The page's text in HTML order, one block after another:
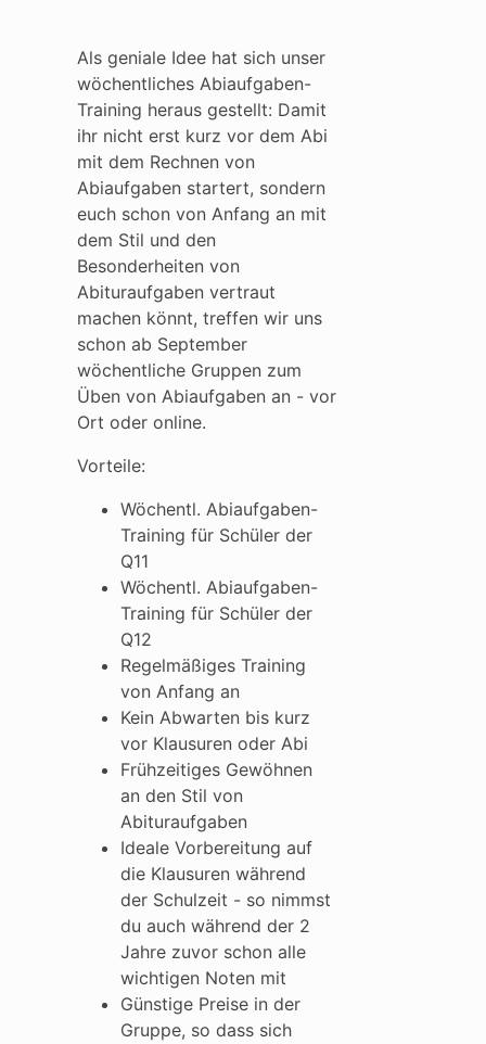
Als geniale Idee hat sich unser
wöchentliches Abiaufgaben-
Training heraus gestellt: Damit
ihr nicht erst kurz vor dem Abi
mit dem Rechnen von
Abiaufgaben startert, sondern
euch schon von Anfang an mit
dem Stil und den
Besonderheiten von
Abituraufgaben vertraut
machen könnt, treffen wir uns
schon ab September
wöchentliche Gruppen zum
Üben von Abiaufgaben an - vor
Ort oder online.
Vorteile:
Wöchentl. Abiaufgaben-
Training für Schüler der
Q11
Wöchentl. Abiaufgaben-
Training für Schüler der
Q12
Regelmäßiges Training
von Anfang an
Kein Abwarten bis kurz
vor Klausuren oder Abi
Frühzeitiges Gewöhnen
an den Stil von
Abituraufgaben
Ideale Vorbereitung auf
die Klausuren während
der Schulzeit - so nimmst
du auch während der 2
Jahre zuvor schon alle
wichtigen Noten mit
Günstige Preise in der
Gruppe, so dass sich